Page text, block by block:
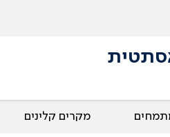
מקרים קלינים